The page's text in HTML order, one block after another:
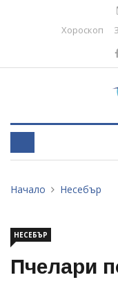
Хороскоп
Начало Несебър
НЕСЕБЪР
Пчелари